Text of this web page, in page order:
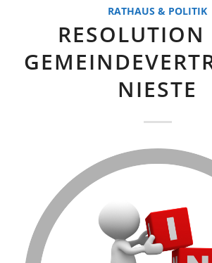
RATHAUS & POLITIK
RESOLUTION
NIESTE